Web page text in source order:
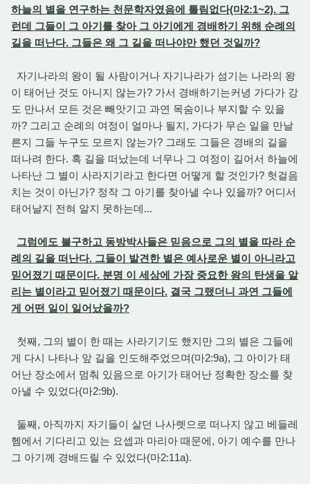
하늘의 별을 연구하는 천문학자였음에 틀림없다(마2:1~2). 그
런데 그들이 그 아기를 찾아 그 아기에게 경배하기 위해 순례의
길을 떠난다. 그들은 왜 그 길을 떠나야만 했던 것일까?
자기나라의 왕이 될 사람이거나 자기나라가 섬기는 나라의 왕
이 태어난 것도 아니지 않는가? 가서 경배하기는커녕 가다가 강
도 만나서 모든 것은 빼앗기고 과연 목숨이나 부지할 수 있을
까? 그리고 순례의 여정이 얼마나 될지, 가다가 무슨 일을 만날
른지 그들 누구도 모르지 않는가? 그래도 그들은 경배의 길을
떠나려 한다. 혹 길을 떠났는데 너무나 그 여정이 길어서 하늘에
나타난 그 별이 사라지기라고 한다면 어떻게 할 것인가? 헛걸음
치는 것이 아닌가? 정작 그 아기를 찾아낼 수나 있을까? 어디서
태어날지 전혀 알지 못하는데...
그럼에도 불구하고 동방박사들은 믿음으로 그의 별을 따라 순
례의 길을 떠난다. 그들이 발견한 별은 예사로운 별이 아니라고
믿어졌기 때문이다. 분명 이 세상에 가장 중요한 왕의 탄생을 알
리는 별이라고 믿어졌기 때문이다. 결국 그랬더니 과연 그들에
게 어떤 일이 일어났을까?
첫째, 그의 별이 한 때는 사라기기도 했지만 그의 별은 그들에
게 다시 나타나 앞 길을 인도해주었으며(마2:9a), 그 아이가 태
어난 장소에서 멈춰 있음으로 아기가 태어난 정확한 장소를 찾
아낼 수 있었다(마2:9b).
둘째, 아직까지 자기들이 살던 나사렛으로 떠나지 않고 베들레
헴에서 기다리고 있는 요셉과 마리아 때문에, 아기 예수를 만나
그 아기께 경배드릴 수 있었다(마2:11a).